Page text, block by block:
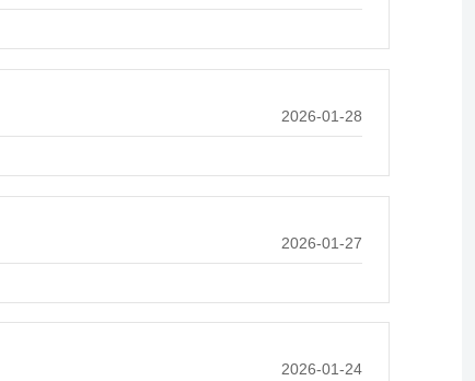
2026-01-28
2026-01-27
2026-01-24